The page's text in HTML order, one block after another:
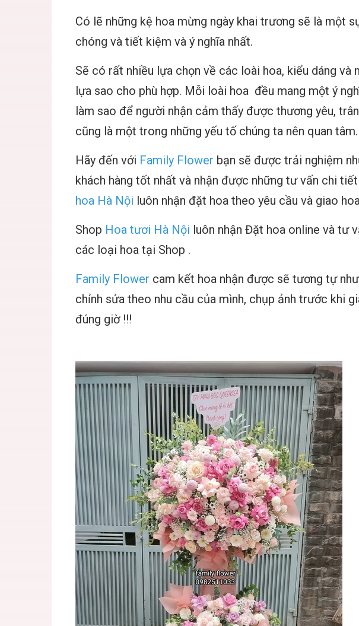
Có lẽ những kệ hoa mừng ngày khai trương sẽ là một
chóng và tiết kiệm và ý nghĩa nhất.
Sẽ có rất nhiều lựa chọn về các loài hoa, kiểu dáng và
lựa sao cho phù hợp. Mỗi loài hoa đều mang một ý
làm sao để người nhận cảm thấy được thương yêu,
cũng là một trong những yếu tố chúng ta nên quan tâm.
Hãy đến với Family Flower bạn sẽ được trải nghiệm
khách hàng tốt nhất và nhận được những tư vấn chi
hoa Hà Nội luôn nhận đặt hoa theo yêu cầu và giao
Shop Hoa tươi Hà Nội luôn nhận Đặt hoa online và tư
các loại hoa tại Shop .
Family Flower cam kết hoa nhận được sẽ tương tự
chỉnh sửa theo nhu cầu của mình, chụp ảnh trước khi
đúng giờ !!!